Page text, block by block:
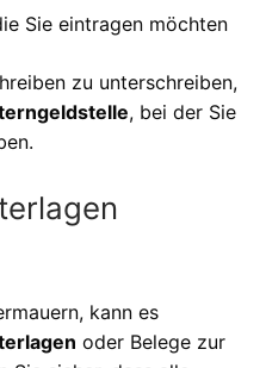
Sie eintragen möchten
zu unterschreiben,
, bei der Sie
kann es
oder Belege zur